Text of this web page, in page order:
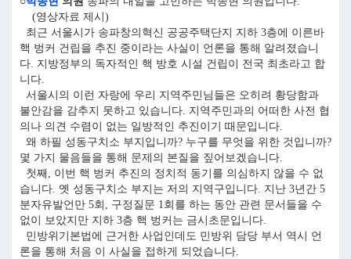
(영상자료 제시)
최근 서울시가 송파창의혁신 공공주택단지 지하 3층에 이른바
핵 벙커 건립을 추진 중이라는 사실이 언론을 통해 알려졌습니
다. 지방정부의 독자적인 핵 방호 시설 건립이 전국 최초라고 합
니다.
서울시의 이런 자랑에 우리 지역주민님들은 오히려 황당함과
불안감을 감추지 못하고 있습니다. 지역주민과의 어떠한 사전 협
의나 의견 수렴이 없는 일방적인 추진이기 때문입니다.
왜 하필 성동구치소 부지입니까? 누구를 무엇을 위한 것입니까?
몇 가지 물음들을 통해 문제의 본질을 짚어보겠습니다.
첫째, 이번 핵 벙커 추진의 정치적 동기를 의심하지 않을 수 없
습니다. 옛 성동구치소 부지는 저의 지역구입니다. 지난 3년간 5
분자유발언만 5회, 구정질문 1회를 하는 동안 관련 문서들을 수
없이 보았지만 지하 3층 핵 벙커는 금시초문입니다.
민방위기본법에 근거한 사업인데도 민방위 담당 부서 역시 언
론을 통해 처음 이 사실을 접하게 되었습니다.